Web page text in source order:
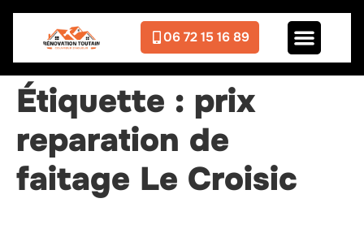
06 72 15 16 89
Étiquette : prix
reparation de
faitage Le Croisic